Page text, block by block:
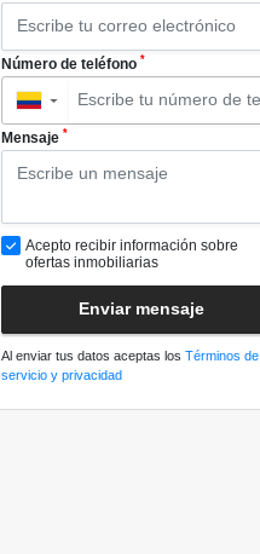
Número de teléfono *
▼
Mensaje *
Acepto recibir información sobre
ofertas inmobiliarias
Enviar mensaje
Al enviar tus datos aceptas los Términos de
servicio y privacidad